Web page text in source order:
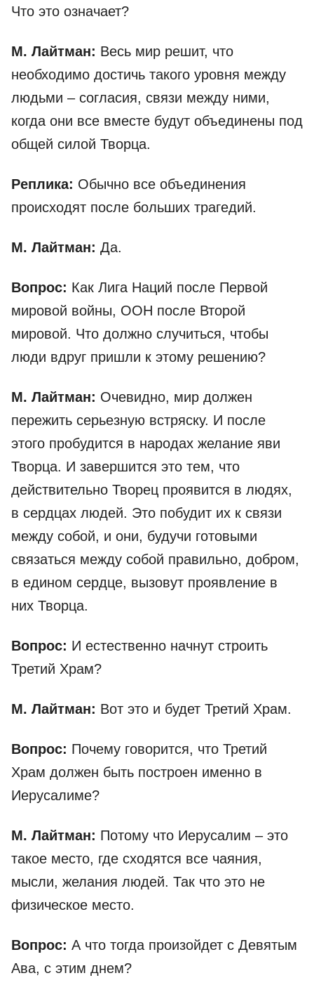
Что это означает?
М. Лайтман: Весь мир решит, что
необходимо достичь такого уровня между
людьми – согласия, связи между ними,
когда они все вместе будут объединены под
общей силой Творца.
Реплика: Обычно все объединения
происходят после больших трагедий.
М. Лайтман: Да.
Вопрос: Как Лига Наций после Первой
мировой войны, ООН после Второй
мировой. Что должно случиться, чтобы
люди вдруг пришли к этому решению?
М. Лайтман: Очевидно, мир должен
пережить серьезную встряску. И после
этого пробудится в народах желание яви
Творца. И завершится это тем, что
действительно Творец проявится в людях,
в сердцах людей. Это побудит их к связи
между собой, и они, будучи готовыми
связаться между собой правильно, добром,
в едином сердце, вызовут проявление в
них Творца.
Вопрос: И естественно начнут строить
Третий Храм?
М. Лайтман: Вот это и будет Третий Храм.
Вопрос: Почему говорится, что Третий
Храм должен быть построен именно в
Иерусалиме?
М. Лайтман: Потому что Иерусалим – это
такое место, где сходятся все чаяния,
мысли, желания людей. Так что это не
физическое место.
Вопрос: А что тогда произойдет с Девятым
Ава, с этим днем?